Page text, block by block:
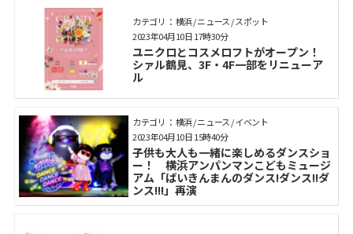
カテゴリ： 横浜 / ニュース / スポット
ユニクロとコスメロフトがオープン！
シァル鶴見、3F・4F一部をリニューア
ル
2023年04月10日 17時30分
カテゴリ： 横浜 / ニュース / イベント
子供も大人も一緒に楽しめるダンスショ
ー！ 横浜アンパンマンこどもミュージ
アム「ばいきんまんのダンス!ダンス!!ダ
ンス!!!」再演
2023年04月10日 15時40分